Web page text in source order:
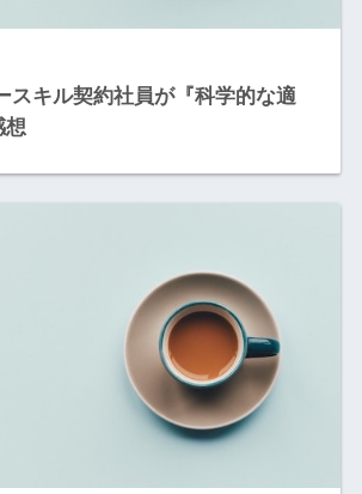
スキル契約社員が『科学的な適
想